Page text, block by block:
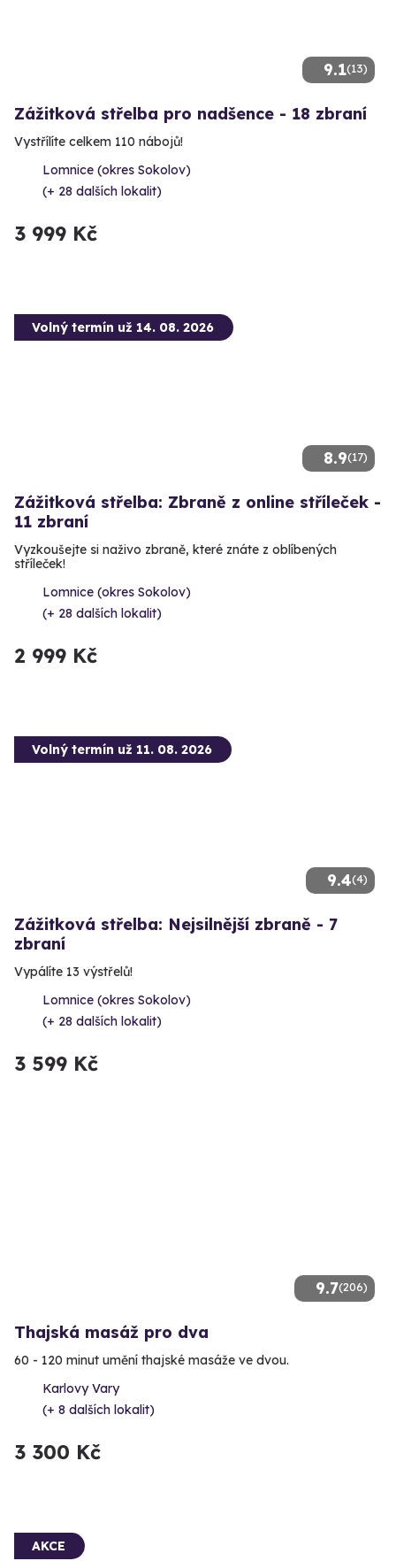
9.1(13)
Zážitková střelba pro nadšence - 18 zbraní
Vystřílíte celkem 110 nábojů!
Lomnice (okres Sokolov)
(+ 28 dalších lokalit)
3 999 Kč
8.9(17)
Volný termín už 14. 08. 2026
Zážitková střelba: Zbraně z online stříleček -
11 zbraní
Vyzkoušejte si naživo zbraně, které znáte z oblíbených
stříleček!
Lomnice (okres Sokolov)
(+ 28 dalších lokalit)
2 999 Kč
9.4(4)
Volný termín už 11. 08. 2026
Zážitková střelba: Nejsilnější zbraně - 7
zbraní
Vypálíte 13 výstřelů!
Lomnice (okres Sokolov)
(+ 28 dalších lokalit)
3 599 Kč
9.7(206)
Thajská masáž pro dva
60 - 120 minut umění thajské masáže ve dvou.
Karlovy Vary
(+ 8 dalších lokalit)
3 300 Kč
AKCE